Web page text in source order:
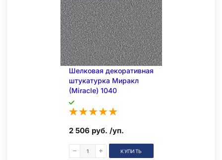
Шелковая декоративная
штукатурка Миракл
(Miracle) 1040
2 506 руб. /уп.
КУПИТЬ